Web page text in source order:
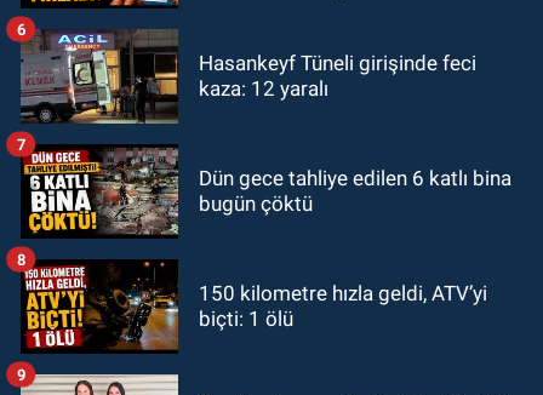
Hasankeyf Tüneli girişinde feci
kaza: 12 yaralı
6
Dün gece tahliye edilen 6 katlı bina
bugün çöktü
7
150 kilometre hızla geldi, ATV’yi
biçti: 1 ölü
8
9